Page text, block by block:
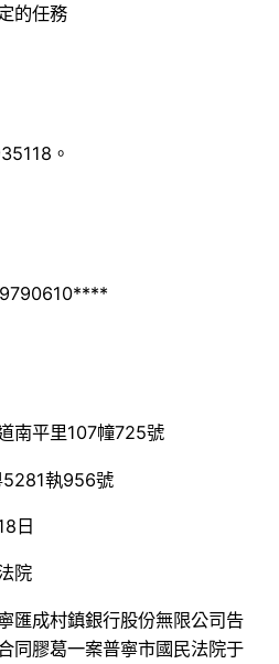
的任務
。
南平里107幢725號
5281執956號
日
院
匯成村鎮銀行股份無限公司告
同膠葛一案普寧市國民法院于